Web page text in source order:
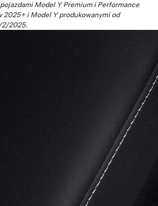
Model Y Premium i Performance
2025+ i Model Y produkowanymi od
2/2025.